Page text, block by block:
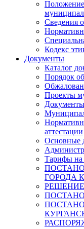
Положение
Сведения
Кодекс
Документы
Каталог
Порядок
Проекты
Документы
аттестации
Основные
Тарифы
ГОРОДА